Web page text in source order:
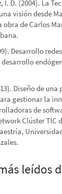
I. D. (2004). La
visión desde
de Carlos
Desarrollo
desarrollo
Diseño de una
gestionar la
de
Clúster TIC
leídos